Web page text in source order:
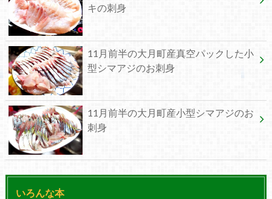
キの刺身
11月前半の大月町産真空パックした小
型シマアジのお刺身
11月前半の大月町産小型シマアジのお
刺身
いろんな本